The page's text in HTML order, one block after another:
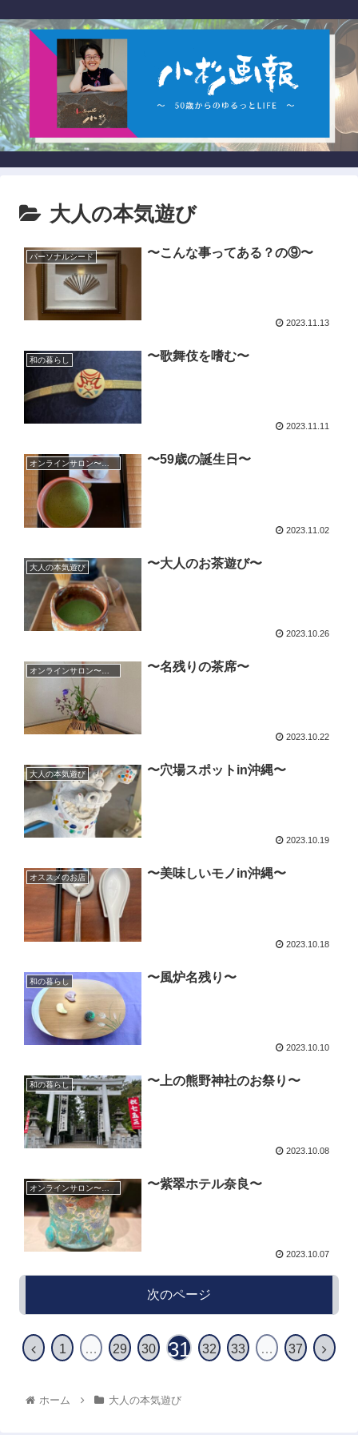
大人の本気遊び
パーソナルシード 〜こんな事ってある？の⑨〜
2023.11.13
和の暮らし 〜歌舞伎を嗜む〜
2023.11.11
オンラインサロン〜美-waku〜 〜59歳の誕生日〜
2023.11.02
大人の本気遊び 〜大人のお茶遊び〜
2023.10.26
〜名残りの茶席〜
2023.10.22
大人の本気遊び 〜穴場スポットin沖縄〜
2023.10.19
オススメのお店 〜美味しいモノin沖縄〜
2023.10.18
和の暮らし 〜風炉名残り〜
2023.10.10
和の暮らし 〜上の熊野神社のお祭り〜
2023.10.08
オンラインサロン〜美-waku〜 〜紫翠ホテル奈良〜
2023.10.07
次のページ
1 … 29 30 31 32 33 … 37
ホーム 大人の本気遊び